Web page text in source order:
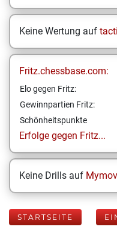
Keine Wertung auf
Fritz.chessbase.com:
Elo gegen Fritz:
Gewinnpartien Fritz:
Schönheitspunkte
Erfolge gegen Fritz...
Keine Drills auf
STARTSEITE